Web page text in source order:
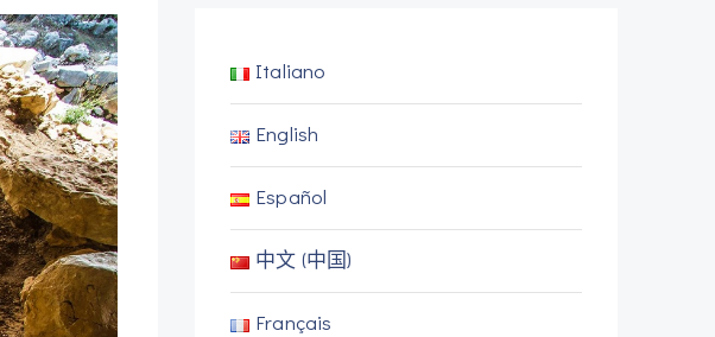
Italiano
English
Español
中文 (中国)
Français